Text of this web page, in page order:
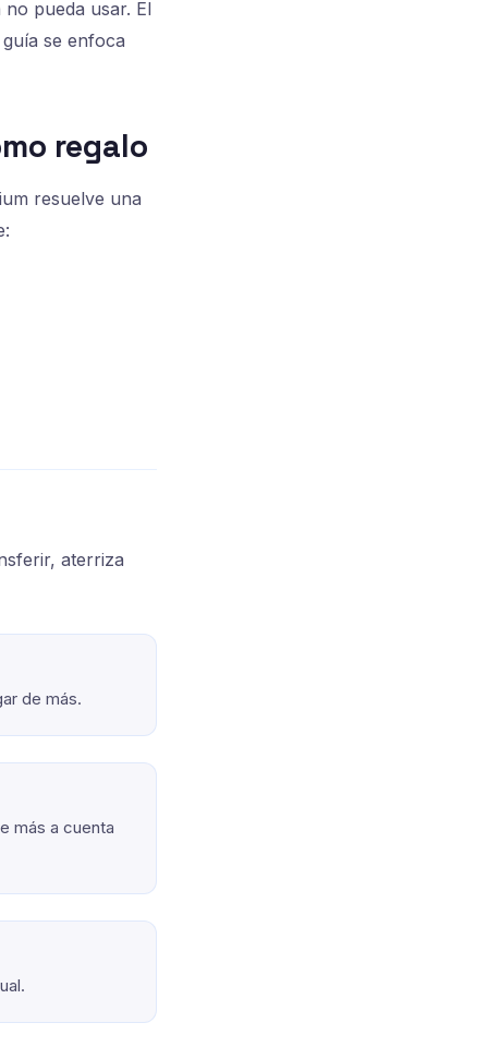
pueda usar. El
se enfoca
regalo
resuelve una
aterriza
de más.
más a cuenta